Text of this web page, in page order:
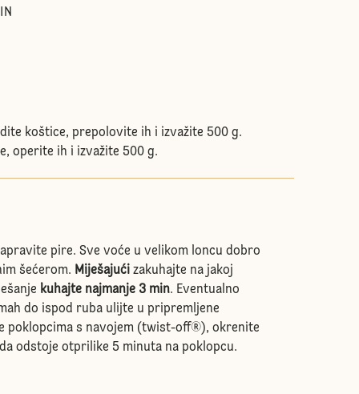
koštice, prepolovite ih i izvažite 500 g.
operite ih i izvažite 500 g.
pire. Sve voće u velikom loncu dobro
šećerom. Miješajući zakuhajte na jakoj
kuhajte najmanje 3 min. Eventualno
do ispod ruba ulijte u pripremljene
poklopcima s navojem (twist-off®), okrenite
odstoje otprilike 5 minuta na poklopcu.